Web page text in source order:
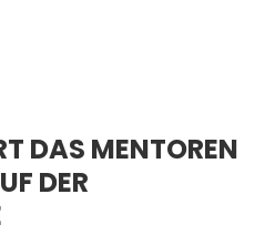
DAS MENTOREN
DER